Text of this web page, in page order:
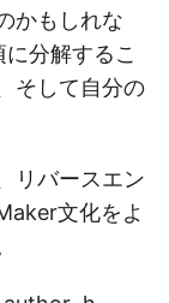
かもしれな
分解するこ
そして自分の
リバースエン
文化をよ